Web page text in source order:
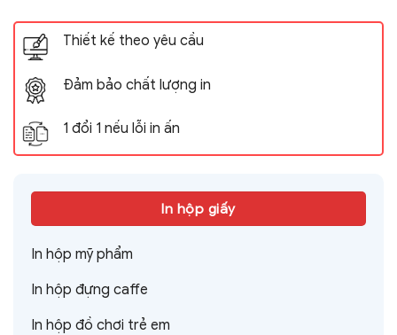
Thiết kế theo yêu cầu
Đảm bảo chất lượng in
1 đổi 1 nếu lỗi in ấn
In hộp giấy
In hộp mỹ phẩm
In hộp đựng caffe
In hộp đồ chơi trẻ em